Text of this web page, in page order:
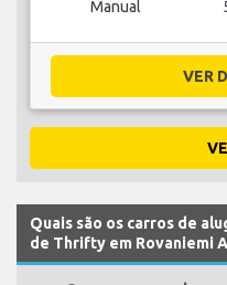
Manual
VER
Quais são os carros de
de Thrifty em Rovaniemi